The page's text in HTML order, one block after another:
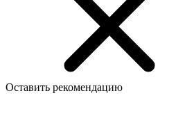
Оставить рекомендацию